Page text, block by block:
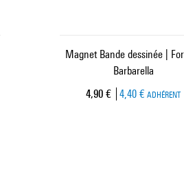
Magnet Bande dessinée |
Barbarella
Prix ​​actuel
4,90 € 4,40 € ADHÉRENT